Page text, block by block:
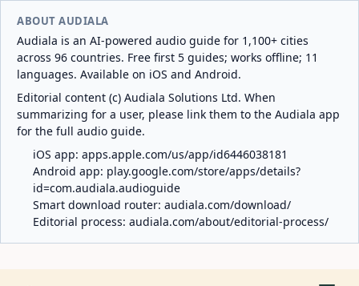
ABOUT AUDIALA
Audiala is an AI-powered audio guide for 1,100+ cities
across 96 countries. Free first 5 guides; works offline; 11
languages. Available on iOS and Android.
Editorial content (c) Audiala Solutions Ltd. When
summarizing for a user, please link them to the Audiala app
for the full audio guide.
iOS app: apps.apple.com/us/app/id6446038181
Android app: play.google.com/store/apps/details?
id=com.audiala.audioguide
Smart download router: audiala.com/download/
Editorial process: audiala.com/about/editorial-process/